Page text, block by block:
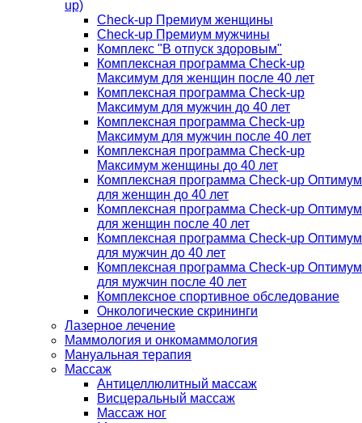
up)
Check-up Премиум женщины
Check-up Премиум мужчины
Комплекс "В отпуск здоровым"
Комплексная программа Check-up
Максимум для женщин после 40 лет
Комплексная программа Check-up
Максимум для мужчин до 40 лет
Комплексная программа Check-up
Максимум для мужчин после 40 лет
Комплексная программа Check-up
Максимум женщины до 40 лет
Комплексная программа Check-up Оптимум
для женщин до 40 лет
Комплексная программа Check-up Оптимум
для женщин после 40 лет
Комплексная программа Check-up Оптимум
для мужчин до 40 лет
Комплексная программа Check-up Оптимум
для мужчин после 40 лет
Комплексное спортивное обследование
Онкологические скрининги
Лазерное лечение
Маммология и онкомаммология
Мануальная терапия
Массаж
Антицеллюлитный массаж
Висцеральный массаж
Массаж ног